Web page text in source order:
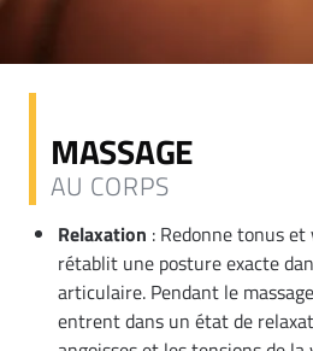
MASSAGE
AU CORPS
Relaxation : Redonne tonus
rétablit une posture exacte
articulaire. Pendant le
entrent dans un état de